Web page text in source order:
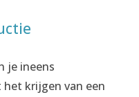
je ineens
krijgen van een